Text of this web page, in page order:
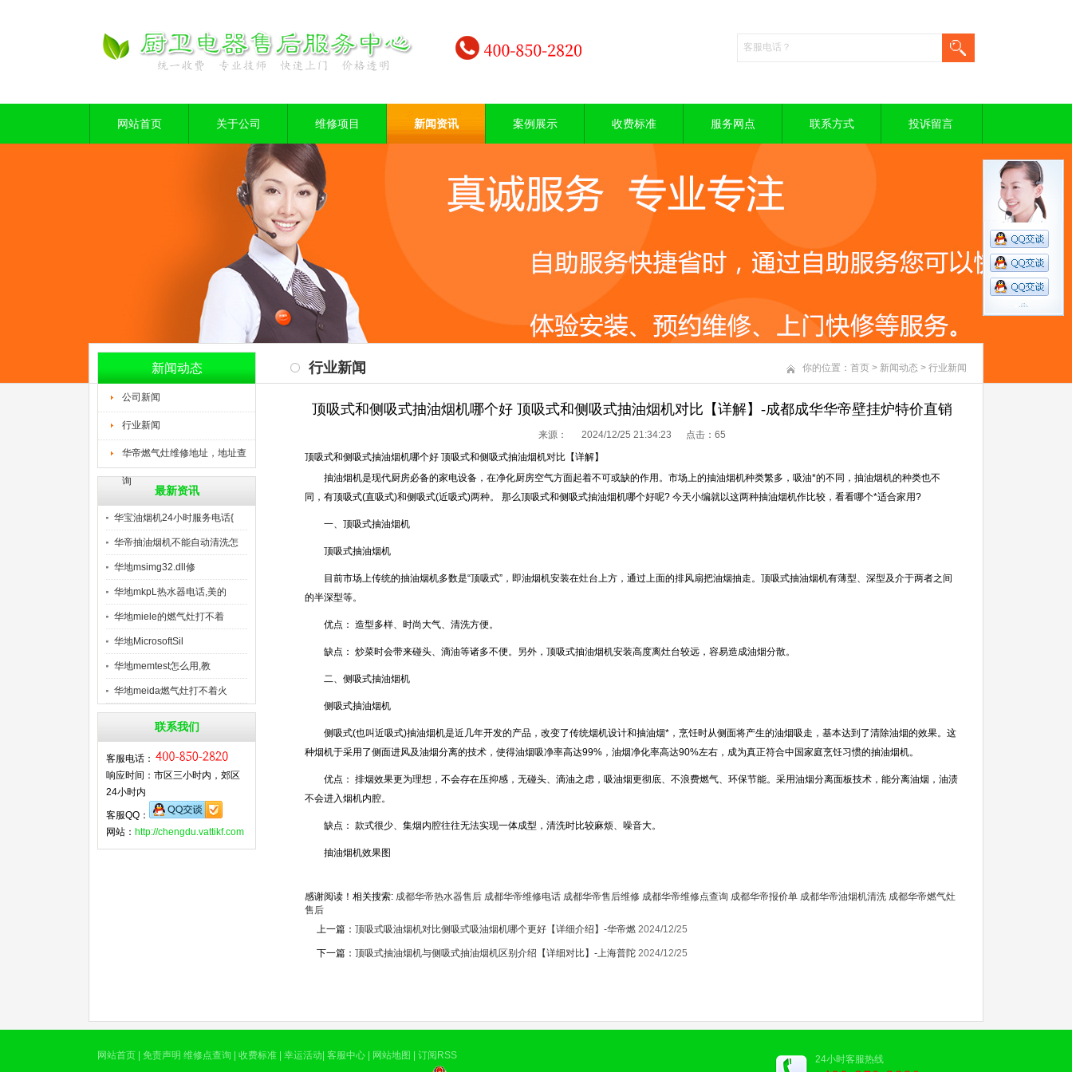
网站首页 关于公司 维修项目 新闻资讯 案例展示 收费标准 服务网点 联系方式 投诉留言
1
新闻动态
公司新闻
行业新闻
华帝燃气灶维修地址，地址查
询
最新资讯
华宝油烟机24小时服务电话{
华帝抽油烟机不能自动清洗怎
么
华地msimg32.dll修
华地mkpL热水器电话,美的
华地miele的燃气灶打不着
华地MicrosoftSil
华地memtest怎么用,教
华地meida燃气灶打不着火
联系我们
客服电话：
响应时间：市区三小时内，郊区
24小时内
客服QQ：
网站： http://chengdu.vattikf.com
行业新闻 你的位置： 首页 > 新闻动态 > 行业新闻
顶吸式和侧吸式抽油烟机哪个好 顶吸式和侧吸式抽油烟机对比【详解】-成都成华华帝壁挂炉特价直销
来源： 2024/12/25 21:34:23 点击： 65
顶吸式和侧吸式抽油烟机哪个好 顶吸式和侧吸式抽油烟机对比【详解】
抽油烟机是现代厨房必备的家电设备，在净化厨房空气方面起着不可或缺的作用。市场上的抽油烟机种类繁多，吸油*的不同，抽油烟机的种类也不
同，有顶吸式(直吸式)和侧吸式(近吸式)两种。 那么顶吸式和侧吸式抽油烟机哪个好呢? 今天小编就以这两种抽油烟机作比较，看看哪个*适合家用?
一、顶吸式抽油烟机
顶吸式抽油烟机
目前市场上传统的抽油烟机多数是“顶吸式”，即油烟机安装在灶台上方，通过上面的排风扇把油烟抽走。顶吸式抽油烟机有薄型、深型及介于两者之间
的半深型等。
优点： 造型多样、时尚大气、清洗方便。
缺点： 炒菜时会带来碰头、滴油等诸多不便。另外，顶吸式抽油烟机安装高度离灶台较远，容易造成油烟分散。
二、侧吸式抽油烟机
侧吸式抽油烟机
侧吸式(也叫近吸式)抽油烟机是近几年开发的产品，改变了传统烟机设计和抽油烟*，烹饪时从侧面将产生的油烟吸走，基本达到了清除油烟的效果。这
种烟机于采用了侧面进风及油烟分离的技术，使得油烟吸净率高达99%，油烟净化率高达90%左右，成为真正符合中国家庭烹饪习惯的抽油烟机。
优点： 排烟效果更为理想，不会存在压抑感，无碰头、滴油之虑，吸油烟更彻底、不浪费燃气、环保节能。采用油烟分离面板技术，能分离油烟，油渍
不会进入烟机内腔。
缺点： 款式很少、集烟内腔往往无法实现一体成型，清洗时比较麻烦、噪音大。
抽油烟机效果图
感谢阅读！相关搜索: 成都华帝热水器售后 成都华帝维修电话 成都华帝售后维修 成都华帝维修点查询 成都华帝报价单 成都华帝油烟机清洗 成都华帝燃气灶
售后
上一篇： 顶吸式吸油烟机对比侧吸式吸油烟机哪个更好【详细介绍】-华帝燃 2024/12/25
下一篇： 顶吸式抽油烟机与侧吸式抽油烟机区别介绍【详细对比】-上海普陀 2024/12/25
网站首页 免责声明 维修点查询 收费标准 幸运活动 客服中心 网站地图 订阅RSS 24小时客服热线